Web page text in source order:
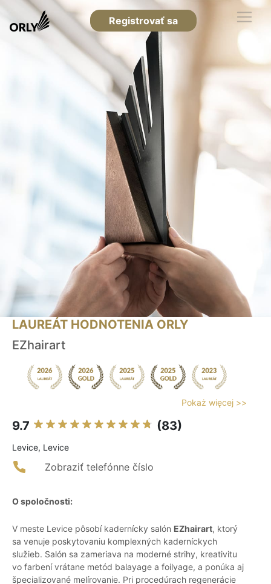
Registrovať sa
LAUREÁT HODNOTENIA ORLY
EZhairart
Pokaż więcej >>
9.7 (83)
Levice, Levice
Zobraziť telefónne číslo
O spoločnosti:
V meste Levice pôsobí kadernícky salón EZhairart, ktorý
sa venuje poskytovaniu komplexných kaderníckych
služieb. Salón sa zameriava na moderné strihy, kreativitu
vo farbení vrátane metód balayage a foilyage, a ponúka aj
špecializované melírovanie. Pri procedúrach regenerácie